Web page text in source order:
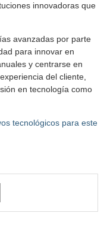
innovadoras que
avanzadas por parte
para innovar en
y centrarse en
del cliente,
en tecnología como
tecnológicos para este